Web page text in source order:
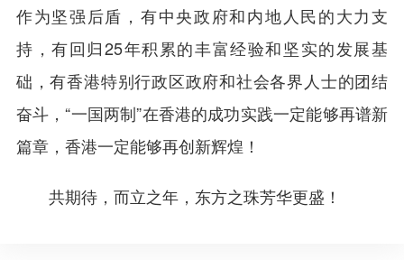
作为坚强后盾，有中央政府和内地人民的大力支
持，有回归25年积累的丰富经验和坚实的发展基
础，有香港特别行政区政府和社会各界人士的团结
奋斗，“一国两制”在香港的成功实践一定能够再谱新
篇章，香港一定能够再创新辉煌！
共期待，而立之年，东方之珠芳华更盛！